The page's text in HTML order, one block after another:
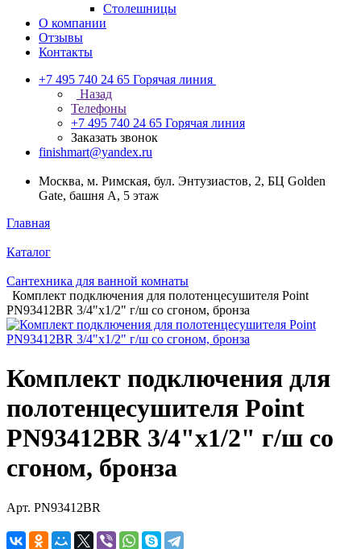
Столешницы
О компании
Отзывы
Контакты
+7 495 740 24 65 Горячая линия
Назад
Телефоны
+7 495 740 24 65 Горячая линия
Заказать звонок
finishmart@yandex.ru
Москва, м. Римская, бул. Энтузиастов, 2, БЦ Golden
Gate, башня А, 5 этаж
Главная
Каталог
Сантехника для ванной комнаты
Комплект подключения для полотенцесушителя Point
PN93412BR 3/4"х1/2" г/ш со сгоном, бронза
Комплект подключения для
полотенцесушителя Point
PN93412BR 3/4"х1/2" г/ш со
сгоном, бронза
Арт. PN93412BR